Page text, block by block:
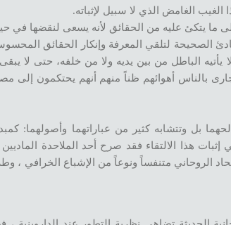
الغامض الذي لا سبيل لإثباته.
ما يتكئ عليه من الحقائق لأنه يسعى لنقضها في
الصحيحة لتلقي المعرفة وإنكار الحقائق
الباطل من بين يديه ولا من خلفه، حتى لا يبقى
بالناس أهوائهم ظناً منهم أنهم يحتكمون إلى
بل وتتشابه كثير من عباراتهما وأصولهما:
هذا الالتقاء فقد صرح أحد الملاحدة
وسماها النسخة (2.0) للإلحاد، حيث يجد في الإلحاد الروحاني متنفساً ونوعاً من الإشباع